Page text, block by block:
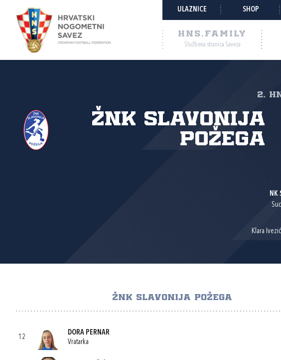
ULAZNICE SHOP
HNS.FAMILY
Službena stranica Saveza
2.
ŽNK Slavonija
Požega
NK
Klara Ivezić
ŽNK SLAVONIJA POŽEGA
12
DORA PERNAR
Vratarka